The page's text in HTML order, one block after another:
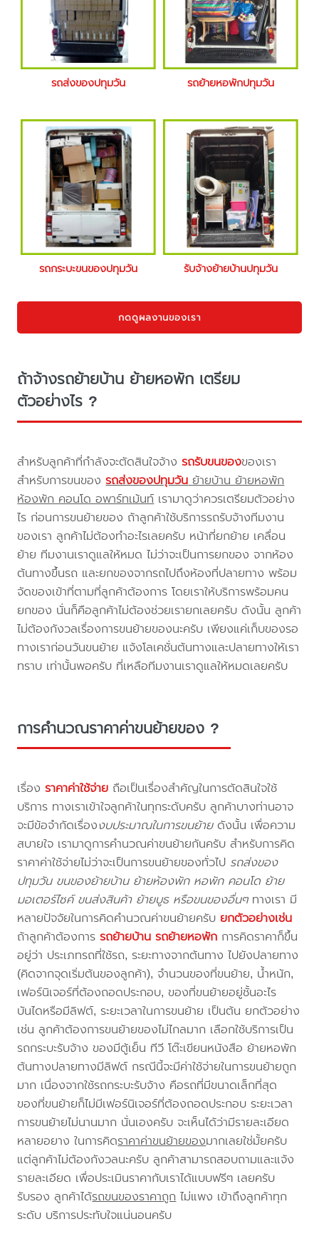
รถส่งของปทุมวัน รถย้ายหอพักปทุมวัน
รถกระบะขนของปทุมวัน รับจ้างย้ายบ้านปทุมวัน
กดดูผลงานของเรา
ถ้าจ้างรถย้ายบ้าน ย้ายหอพัก เตรียม
ตัวอย่างไร ?
สำหรับลูกค้าที่กำลังจะตัดสินใจจ้างรถรับขนของของเรา
สำหรับการขนของรถส่งของปทุมวันย้ายบ้าน ย้ายหอพัก
ห้องพัก คอนโด อพาร์ทเม้นท์เรามาดูว่าควรเตรียมตัวอย่าง
ไร ก่อนการขนย้ายของ ถ้าลูกค้าใช้บริการรถรับจ้างทีมงาน
ของเรา ลูกค้าไม่ต้องทำอะไรเลยครับ หน้าที่ยกย้าย เคลื่อน
ย้าย ทีมงานเราดูแลให้หมด ไม่ว่าจะเป็นการยกของ จากห้อง
ต้นทางขึ้นรถ และยกของจากรถไปถึงห้องที่ปลายทาง พร้อม
จัดของเข้าที่ตามที่ลูกค้าต้องการ โดยเราให้บริการพร้อมคน
ยกของ นั่นก็คือลูกค้าไม่ต้องช่วยเรายกเลยครับ ดังนั้น ลูกค้า
ไม่ต้องกังวลเรื่องการขนย้ายของนะครับ เพียงแค่เก็บของรอ
ทางเราก่อนวันขนย้าย แจ้งโลเคชั่นต้นทางและปลายทางให้เรา
ทราบ เท่านั้นพอครับ ที่เหลือทีมงานเราดูแลให้หมดเลยครับ
การคำนวณราคาค่าขนย้ายของ ?
เรื่องราคาค่าใช้จ่าย ถือเป็นเรื่องสำคัญในการตัดสินใจใช้
บริการ ทางเราเข้าใจลูกค้าในทุกระดับครับ ลูกค้าบางท่านอาจ
จะมีข้อจำกัดเรื่องงบประมาณในการขนย้ายดังนั้น เพื่อความ
สบายใจ เรามาดูการคำนวณค่าขนย้ายกันครับ สำหรับการคิด
ราคาค่าใช้จ่ายไม่ว่าจะเป็นการขนย้ายของทั่วไป รถส่งของ
ปทุมวัน ขนของย้ายบ้าน ย้ายห้องพัก หอพัก คอนโด ย้าย
มอเตอร์ไซค์ ขนส่งสินค้า ย้ายบูธ หรือขนของอื่นๆทางเรา มี
หลายปัจจัยในการคิดคำนวณค่าขนย้ายครับยกตัวอย่างเช่น
ถ้าลูกค้าต้องการรถย้ายบ้าน รถย้ายหอพัก การคิดราคาก็ขึ้น
อยู่ว่า ประเภทรถที่ใช้รถ, ระยะทางจากต้นทาง ไปยังปลายทาง
(คิดจากจุดเริ่มต้นของลูกค้า), จำนวนของที่ขนย้าย, น้ำหนัก,
เฟอร์นิเจอร์ที่ต้องถอดประกอบ, ของที่ขนย้ายอยู่ชั้นอะไร
บันไดหรือมีลิฟต์, ระยะเวลาในการขนย้าย เป็นต้น ยกตัวอย่าง
เช่น ลูกค้าต้องการขนย้ายของไม่ไกลมาก เลือกใช้บริการเป็น
รถกระบะรับจ้าง ของมีตู้เย็น ทีวี โต๊ะเขียนหนังสือ ย้ายหอพัก
ต้นทางปลายทางมีลิฟต์ กรณีนี้จะมีค่าใช้จ่ายในการขนย้ายถูก
มาก เนื่องจากใช้รถกระบะรับจ้าง คือรถที่มีขนาดเล็กที่สุด
ของที่ขนย้ายก็ไม่มีเฟอร์นิเจอร์ที่ต้องถอดประกอบ ระยะเวลา
การขนย้ายไม่นานมาก นั่นเองครับ จะเห็นได้ว่ามีรายละเอียด
หลายอยาง ในการคิดราคาค่าขนย้ายของมากเลยใช่มั้ยครับ
แต่ลูกค้าไม่ต้องกังวลนะครับ ลูกค้าสามารถสอบถามและแจ้ง
รายละเอียด เพื่อประเมินราคากับเราได้แบบฟรีๆ เลยครับ
รับรอง ลูกค้าได้รถขนของราคาถูกไม่แพง เข้าถึงลูกค้าทุก
ระดับ บริการประทับใจแน่นอนครับ